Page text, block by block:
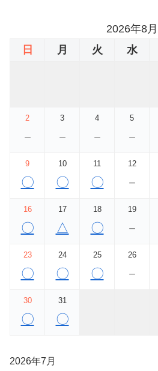
2026年8月
日
月 火 水
2
－
3
－
4
－
5
－
9
〇
10
〇
11
〇
12
－
16
〇
17
△
18
〇
19
－
23
〇
24
〇
25
〇
26
－
30
〇
31
〇
2026年7月